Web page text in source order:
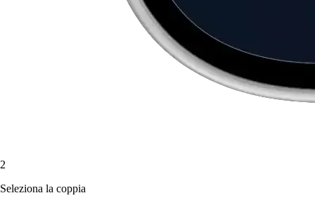
2
Seleziona la coppia